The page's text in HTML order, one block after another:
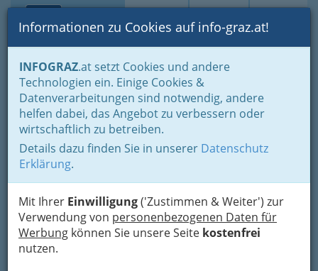
Suche Login Toggle
Informationen zu Cookies auf info-graz.at!
INFOGRAZ.at setzt Cookies und andere
Technologien ein. Einige Cookies &
Datenverarbeitungen sind notwendig, andere
helfen dabei, das Angebot zu verbessern oder
wirtschaftlich zu betreiben.
Details dazu finden Sie in unserer Datenschutz
Erklärung.
Mit Ihrer Einwilligung('Zustimmen & Weiter') zur
Verwendung von personenbezogenen Daten für
Werbung können Sie unsere Seite kostenfrei
nutzen.
Home Branchen
dm drogerie markt GRAZ
Citypark
Lazarettgürtel 55 Citypark, 8020 Graz
+43 316 710 467
Gutschein
Karte